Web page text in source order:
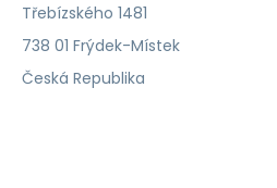
Třebízského 1481
738 01 Frýdek-Místek
Česká Republika